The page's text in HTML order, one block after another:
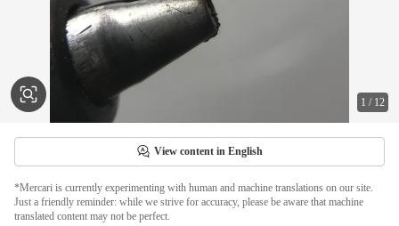
1 / 12
View content in English
*Mercari is currently experimenting with human and machine translations on our site.
Just a friendly reminder: while we strive for accuracy, please be aware that machine
translated content may not be perfect.